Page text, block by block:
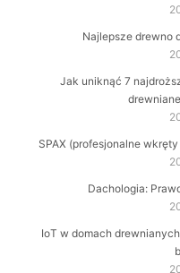
Najlepsze drewno
Jak uniknąć 7
SPAX (profesjonalne
Dachologia:
IoT w domach